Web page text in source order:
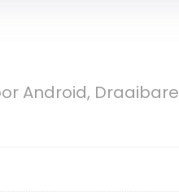
Android, Draaibare